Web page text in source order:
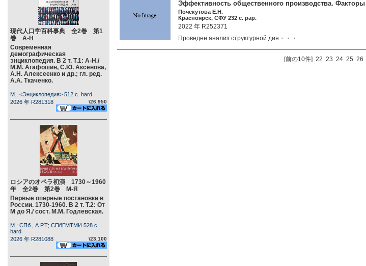
現代人口学百科事典 全2巻 第1
巻 А-Н
Современная
демографическая
энциклопедия. В 2 т. Т.1: А-Н./
М.М. Агафошин, С.Ю. Аксенова,
А.Н. Алексеенко и др.; гл. ред.
А.А. Ткаченко.
М., <Энциклопедия> 512 c. hard
2026 年 R281318
\26,950
ロシアのオペラ初演 1730～1960
年 全2巻 第2巻 М-Я
Первые оперные постановки в
России. 1730-1960. В 2 т. Т.2: От
М до Я./ сост. М.М. Годлевская.
М.: СПб., А.Р.Т; СПбГМТМИ 528 c.
hard
2026 年 R281088
\23,100
Эффективность общественного производства.
Почекутова Е.Н.
Красноярск, СФУ 232 c. pap.
2022 年 R252371
Проведен анализ структурной дин・・・
[前の10件] 22 23 24 25 26